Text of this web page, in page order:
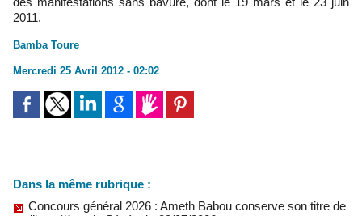
2011.
Bamba Toure
Mercredi 25 Avril 2012 - 02:02
Dans la même rubrique :
Concours général 2026 : Ameth Babou conserve son titre de